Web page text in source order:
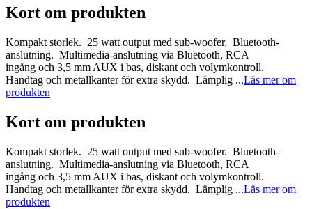
Kort om produkten
Kompakt storlek. 25 watt output med sub-woofer. Bluetooth-
anslutning. Multimedia-anslutning via Bluetooth, RCA
ingång och 3,5 mm AUX i bas, diskant och volymkontroll.
Handtag och metallkanter för extra skydd. Lämplig ...Läs mer om
produkten
Kort om produkten
Kompakt storlek. 25 watt output med sub-woofer. Bluetooth-
anslutning. Multimedia-anslutning via Bluetooth, RCA
ingång och 3,5 mm AUX i bas, diskant och volymkontroll.
Handtag och metallkanter för extra skydd. Lämplig ...Läs mer om
produkten